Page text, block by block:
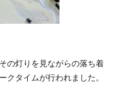
の灯りを見ながらの落ち着
クタイムが行われました。